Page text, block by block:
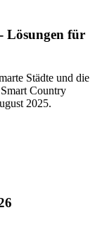
Lösungen für
Städte und die
Country
2025.